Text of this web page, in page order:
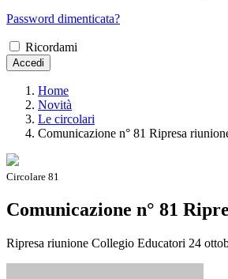
Password dimenticata?
Ricordami
Accedi
Home
Novità
Le circolari
Comunicazione n° 81 Ripresa
Circolare 81
Comunicazione n° 81
Ripresa riunione Collegio Educatori 24